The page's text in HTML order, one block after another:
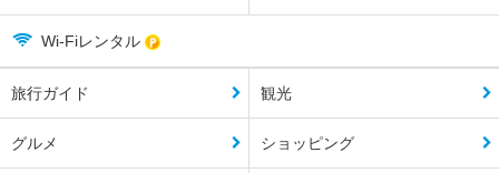
Wi-Fiレンタル
旅行ガイド 観光
グルメ ショッピング